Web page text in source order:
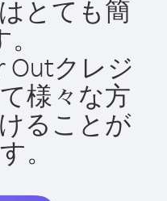
とても簡
Outクレジ
様々な方
ることが
。